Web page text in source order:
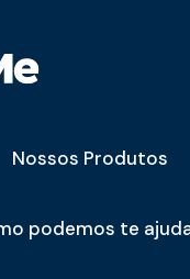
Nossos Produtos
podemos te